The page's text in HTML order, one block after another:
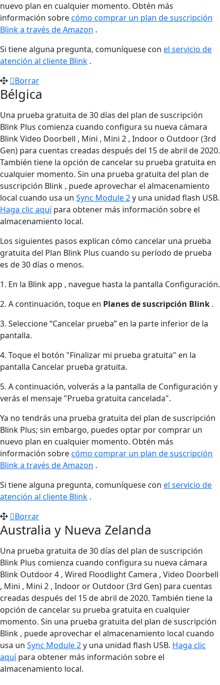
nuevo plan en cualquier momento. Obtén más
información sobrecómo comprar un plan de suscripción
Blink a través de Amazon .
Si tiene alguna pregunta, comuníquese con el servicio de
atención al cliente Blink .
Borrar
Bélgica
Una prueba gratuita de 30 días del plan de suscripción
Blink Plus comienza cuando configura su nueva cámara
Blink Video Doorbell , Mini , Mini 2 , Indoor o Outdoor (3rd
Gen) para cuentas creadas después del 15 de abril de 2020.
También tiene la opción de cancelar su prueba gratuita en
cualquier momento. Sin una prueba gratuita del plan de
suscripción Blink , puede aprovechar el almacenamiento
local cuando usa un Sync Module 2y una unidad flash USB.
Haga clic aquípara obtener más información sobre el
almacenamiento local.
Los siguientes pasos explican cómo cancelar una prueba
gratuita del Plan Blink Plus cuando su período de prueba
es de 30 días o menos.
1. En la Blink app , navegue hasta la pantalla Configuración.
2. A continuación, toque en Planes de suscripción Blink .
3. Seleccione “Cancelar prueba” en la parte inferior de la
pantalla.
4. Toque el botón "Finalizar mi prueba gratuita" en la
pantalla Cancelar prueba gratuita.
5. A continuación, volverás a la pantalla de Configuración y
verás el mensaje "Prueba gratuita cancelada".
Ya no tendrás una prueba gratuita del plan de suscripción
Blink Plus; sin embargo, puedes optar por comprar un
nuevo plan en cualquier momento. Obtén más
información sobrecómo comprar un plan de suscripción
Blink a través de Amazon .
Si tiene alguna pregunta, comuníquese con el servicio de
atención al cliente Blink .
Borrar
Australia y Nueva Zelanda
Una prueba gratuita de 30 días del plan de suscripción
Blink Plus comienza cuando configura su nueva cámara
Blink Outdoor 4 , Wired Floodlight Camera , Video Doorbell
, Mini , Mini 2 , Indoor or Outdoor (3rd Gen) para cuentas
creadas después del 15 de abril de 2020. También tiene la
opción de cancelar su prueba gratuita en cualquier
momento. Sin una prueba gratuita del plan de suscripción
Blink , puede aprovechar el almacenamiento local cuando
usa un Sync Module 2y una unidad flash USB. Haga clic
aquípara obtener más información sobre el
almacenamiento local.